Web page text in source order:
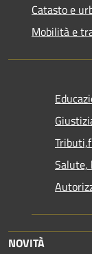
Catasto e
Mobilità e
Salute,
NOVITÀ